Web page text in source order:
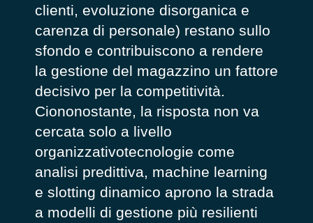
clienti, evoluzione disorganica e
carenza di personale) restano sullo
sfondo e contribuiscono a rendere
la gestione del magazzino un fattore
decisivo per la competitività.
Ciononostante, la risposta non va
cercata solo a livello
organizzativotecnologie come
analisi predittiva, machine learning
e slotting dinamico aprono la strada
a modelli di gestione più resilienti